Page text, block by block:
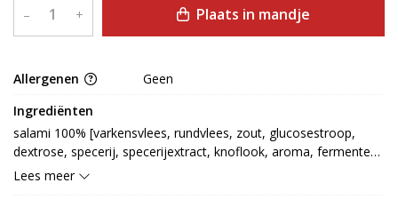
– + Plaats in mandje
Allergenen
Geen
Ingrediënten
salami 100% [varkensvlees, rundvlees, zout, glucosestroop,
dextrose, specerij, specerijextract, knoflook, aroma, fermenten,
rook, oppervlaktebehandeling [gelatine, polyvinylacetaat,
Lees meer